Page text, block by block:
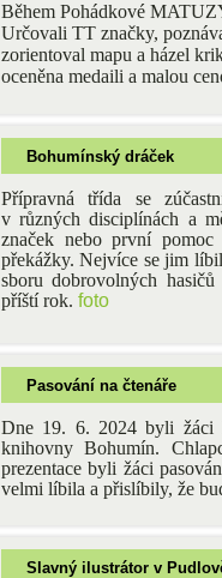
Během Pohádkové
Určovali TT značky,
zorientoval mapu a házel
oceněna medaili a malou
Bohumínský dráček
Přípravná třída se
v různých disciplínách a
značek nebo první pomoc
překážky. Nejvíce se jim
sboru dobrovolných
příští rok. foto
Pasování na čtenáře
Dne 19. 6. 2024 byli žáci
knihovny Bohumín.
prezentace byli žáci
velmi líbila a přislíbily, že
Slavný ilustrátor v